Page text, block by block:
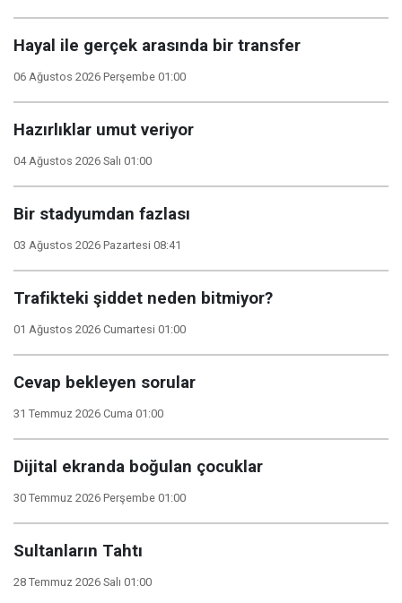
Hayal ile gerçek arasında bir transfer
06 Ağustos 2026 Perşembe 01:00
Hazırlıklar umut veriyor
04 Ağustos 2026 Salı 01:00
Bir stadyumdan fazlası
03 Ağustos 2026 Pazartesi 08:41
Trafikteki şiddet neden bitmiyor?
01 Ağustos 2026 Cumartesi 01:00
Cevap bekleyen sorular
31 Temmuz 2026 Cuma 01:00
Dijital ekranda boğulan çocuklar
30 Temmuz 2026 Perşembe 01:00
Sultanların Tahtı
28 Temmuz 2026 Salı 01:00